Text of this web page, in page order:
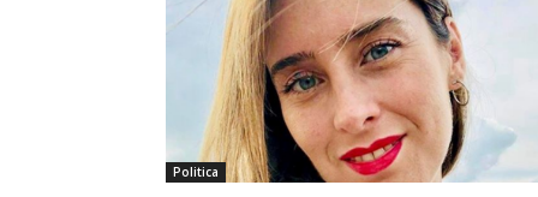
Politica